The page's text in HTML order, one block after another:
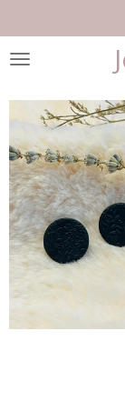
direct
naar
hoofdinhoud